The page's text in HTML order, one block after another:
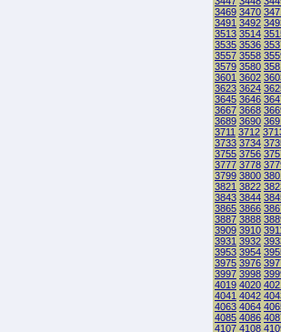
3469 3470
3491 3492
3513 3514
3535 3536
3557 3558
3579 3580
3601 3602
3623 3624
3645 3646
3667 3668
3689 3690
3711 3712
3733 3734
3755 3756
3777 3778
3799 3800
3821 3822
3843 3844
3865 3866
3887 3888
3909 3910
3931 3932
3953 3954
3975 3976
3997 3998
4019 4020
4041 4042
4063 4064
4085 4086
4107 4108